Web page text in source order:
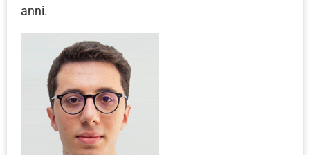
anni.